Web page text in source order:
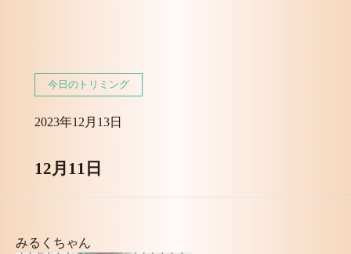
今日のトリミング
2023年12月13日
12月11日
みるくちゃん